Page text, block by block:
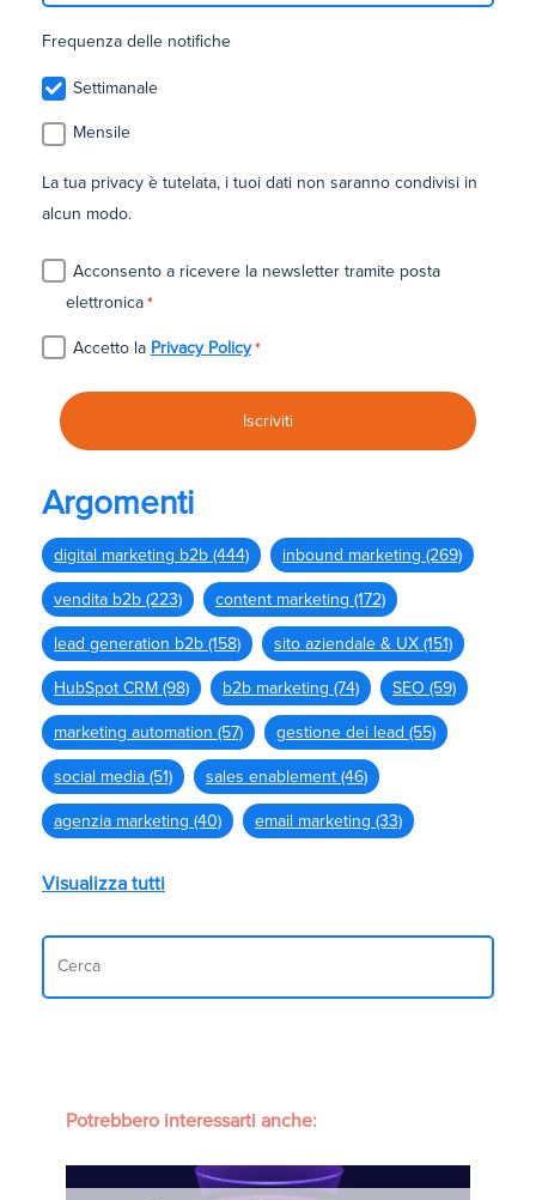
Frequenza delle notifiche
Settimanale
Mensile
La tua privacy è tutelata, i tuoi dati non saranno condivisi in
alcun modo.
Acconsento a ricevere la newsletter tramite posta
elettronica*
Accetto la Privacy Policy *
Argomenti
digital marketing b2b (444) inbound marketing (269)
vendita b2b (223) content marketing (172)
lead generation b2b (158) sito aziendale & UX (151)
HubSpot CRM (98) b2b marketing (74) SEO (59)
marketing automation (57) gestione dei lead (55)
social media (51) sales enablement (46)
agenzia marketing (40) email marketing (33)
Visualizza tutti
Potrebbero interessarti anche: